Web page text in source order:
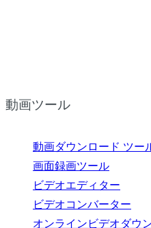
動画ツール
動画ダウンロード ツー
画面録画ツール
ビデオエディター
ビデオコンバーター
オンラインビデオダウ